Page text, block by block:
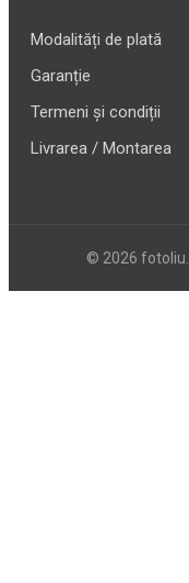
Modalități de plată
Garanție
Termeni și condiții
Livrarea / Montarea
© 2026